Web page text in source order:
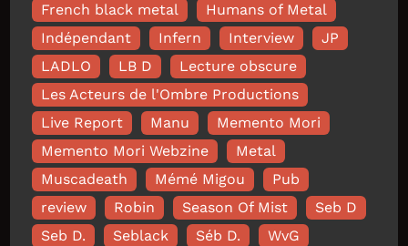
French black metal
Humans of Metal
Indépendant
Infern Interview
JP
LADLO
LB D
Lecture obscure
Les Acteurs de l'Ombre Productions
Live Report
Manu
Memento Mori
Memento Mori Webzine
Metal
Muscadeath
Mémé Migou
Pub
review
Robin Season Of Mist
Seb D
Seb D.
Seblack Séb D. WvG